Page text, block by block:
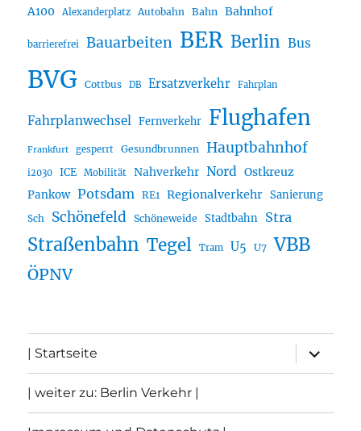
A100 Alexanderplatz Autobahn Bahn Bahnhof
barrierefrei Bauarbeiten BER Berlin Bus
BVG Cottbus DB Ersatzverkehr Fahrplan
Fahrplanwechsel Fernverkehr Flughafen
Frankfurt gesperrt Gesundbrunnen Hauptbahnhof
i2030 ICE Mobilität Nahverkehr Nord Ostkreuz
Pankow Potsdam RE1 Regionalverkehr Sanierung
Sch Schönefeld Schöneweide Stadtbahn Stra
Straßenbahn Tegel Tram U5 U7 VBB
ÖPNV
| Startseite
öffnen
| weiter zu: Berlin Verkehr |